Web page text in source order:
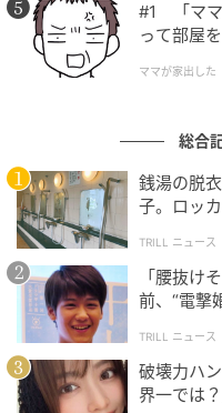
mamagirl
使うほどに手になじむ
パーツと相まって大人
ズです。
＜モクットの特徴まと
特に開け閉めのしやす
ュッと握って上下させ
力でスムーズに開閉で
#1 「ママ
って部屋
ママが家出した
総合
銭湯の脱
子。ロッ
中で拍手」
TRILL ニュース
「腰抜け
前、“電撃
TRILL ニュース
破壊力ハ
界一では